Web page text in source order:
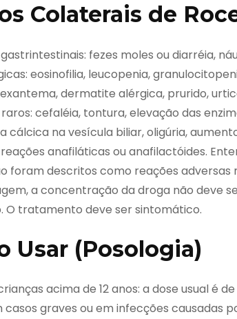
Colaterais de
fezes moles ou diarréia,
eosinofilia, leucopenia,
dermatite alérgica, prurido,
cefaléia, tontura, elevação das
cálcica na vesícula biliar, oligúria,
anafiláticas ou anafilactóides.
foram descritos como reações adversas
a concentração da droga não deve
O tratamento deve ser sintomático.
Usar (Posologia)
acima de 12 anos: a dose usual é
casos graves ou em infecções causadas